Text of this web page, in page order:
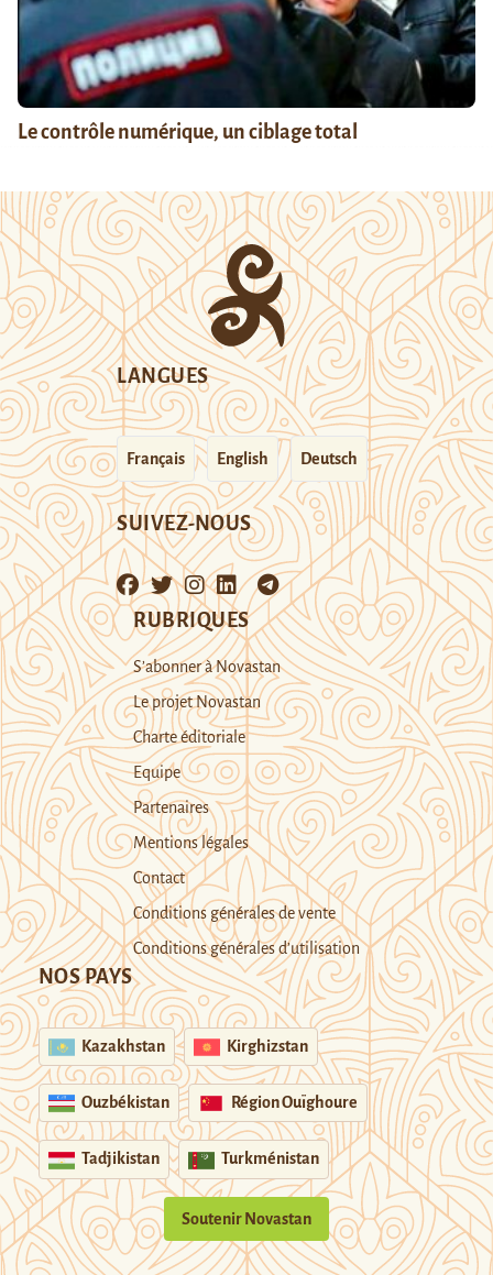
Le contrôle numérique, un ciblage total
LANGUES
Français English Deutsch
SUIVEZ-NOUS
RUBRIQUES
S’abonner à Novastan
Le projet Novastan
Charte éditoriale
Equipe
Partenaires
Mentions légales
Contact
Conditions générales de vente
Conditions générales d’utilisation
NOS PAYS
Kazakhstan Kirghizstan
Ouzbékistan Région Ouïghoure
Tadjikistan Turkménistan
Soutenir Novastan